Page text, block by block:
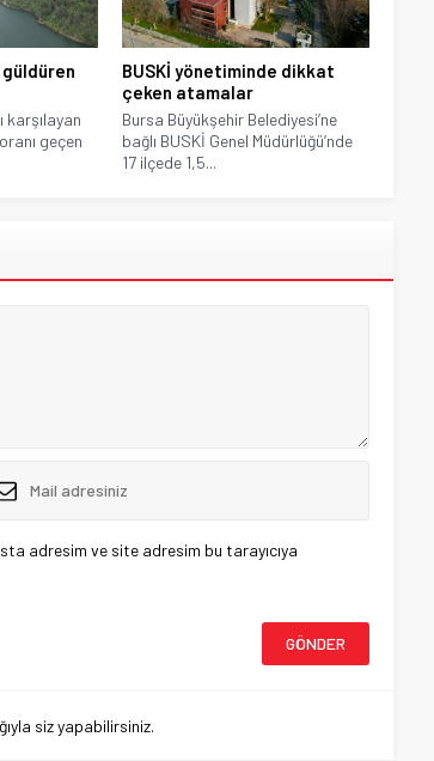
karşılayan
geçen
BUSKİ yönetiminde dikkat
çeken atamalar
Bursa Büyükşehir Belediyesi’ne
bağlı BUSKİ Genel Müdürlüğü’nde
17 ilçede 1,5...
adresim ve site adresim bu tarayıcıya
siz yapabilirsiniz.